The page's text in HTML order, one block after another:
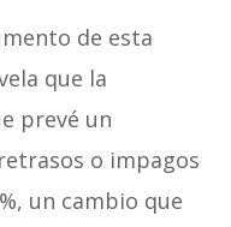
de esta
que la
prevé un
o impagos
un cambio que